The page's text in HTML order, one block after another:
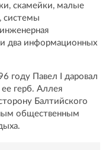
скамейки, малые
системы
два информационных
году Павел I даровал
ее герб. Аллея
Балтийского
общественным